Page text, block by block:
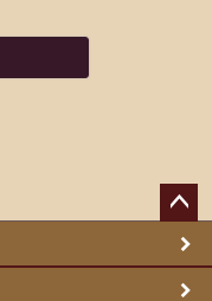
ペー
ップ